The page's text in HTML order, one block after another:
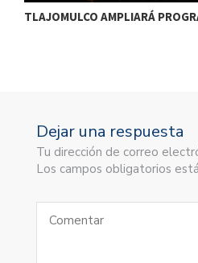
TLAJOMULCO AMPLIARÁ
Dejar una respuesta
Tu dirección de correo
Los campos obligatorios